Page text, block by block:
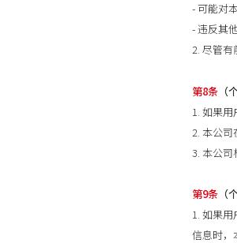
- 可能对
- 违反其
2. 尽管有
第8条 （
1. 如果
2. 本公
3. 本公司
第9条 （
1. 如果
信息时，